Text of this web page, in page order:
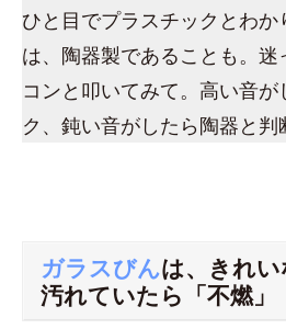
ひと目でプラスチックとわ
は、陶器製であることも。
コンと叩いてみて。高い音が
ク、鈍い音がしたら陶器と判
ガラスびんは、きれい
汚れていたら「不燃」